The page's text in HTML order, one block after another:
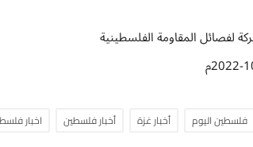
لفصائل المقاومة الفلسطينية
فلسطين اليوم أخبار غزة أخبار فلسطين اخبار